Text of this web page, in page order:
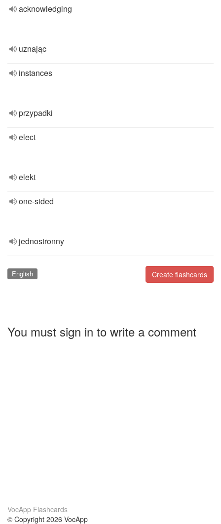
acknowledging
uznając
instances
przypadki
elect
elekt
one-sided
jednostronny
Create flashcards
English
You must sign in to write a comment
VocApp Flashcards
© Copyright 2026 VocApp